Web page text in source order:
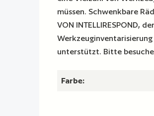
müssen. Schwenkbare
VON INTELLIRESPOND,
unterstützt. Bitte
Farbe: